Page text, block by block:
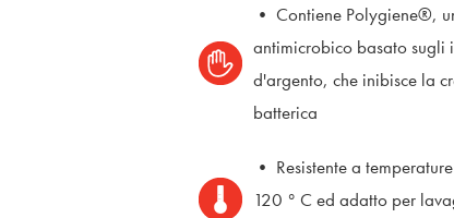
• Contiene Polygiene®,
antimicrobico basato sugli
d'argento, che inibisce la
batterica
• Resistente a
120 ° C ed adatto per